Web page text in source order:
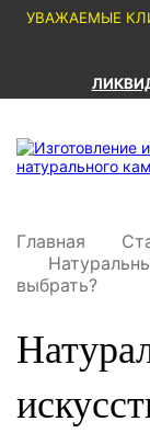
УВАЖАЕМЫЕ
Главная
выбрать?